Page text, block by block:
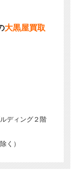
大黒屋買取
ディング２階
く）